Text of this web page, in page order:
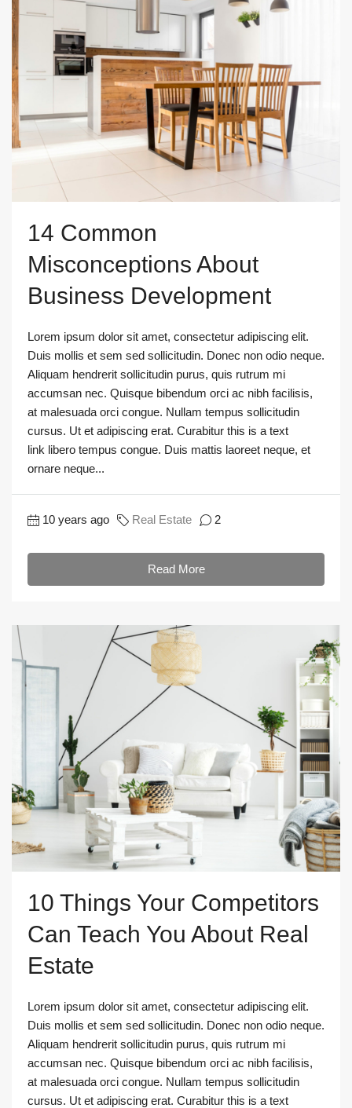
14 Common
Misconceptions About
Business Development
Lorem ipsum dolor sit amet, consectetur adipiscing elit.
Duis mollis et sem sed sollicitudin. Donec non odio neque.
Aliquam hendrerit sollicitudin purus, quis rutrum mi
accumsan nec. Quisque bibendum orci ac nibh facilisis,
at malesuada orci congue. Nullam tempus sollicitudin
cursus. Ut et adipiscing erat. Curabitur this is a text
link libero tempus congue. Duis mattis laoreet neque, et
ornare neque...
10 years ago Real Estate 2
Read More
10 Things Your Competitors
Can Teach You About Real
Estate
Lorem ipsum dolor sit amet, consectetur adipiscing elit.
Duis mollis et sem sed sollicitudin. Donec non odio neque.
Aliquam hendrerit sollicitudin purus, quis rutrum mi
accumsan nec. Quisque bibendum orci ac nibh facilisis,
at malesuada orci congue. Nullam tempus sollicitudin
cursus. Ut et adipiscing erat. Curabitur this is a text